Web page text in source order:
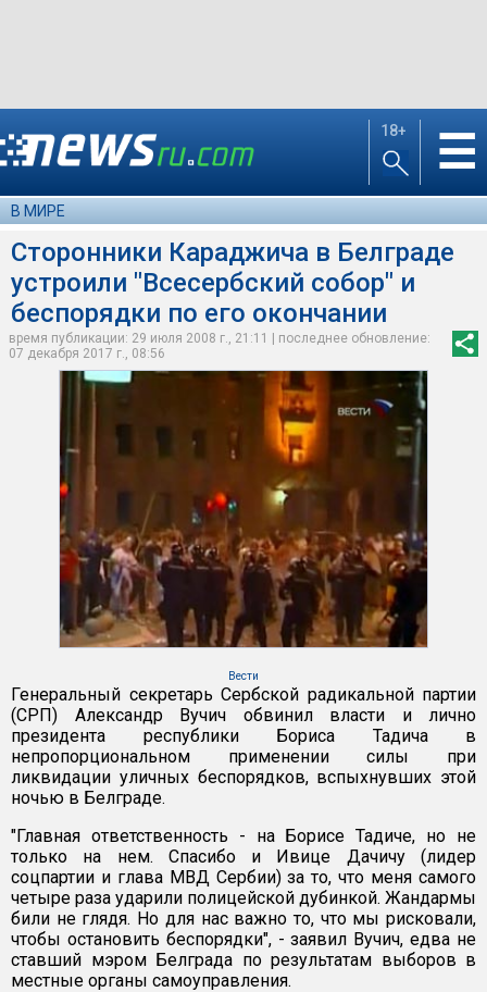
18+ ☰
В МИРЕ
Сторонники Караджича в Белграде
устроили "Всесербский собор" и
беспорядки по его окончании
время публикации: 29 июля 2008 г., 21:11 | последнее обновление:
07 декабря 2017 г., 08:56
Вести
Генеральный секретарь Сербской радикальной партии
(СРП) Александр Вучич обвинил власти и лично
президента республики Бориса Тадича в
непропорциональном применении силы при
ликвидации уличных беспорядков, вспыхнувших этой
ночью в Белграде.
"Главная ответственность - на Борисе Тадиче, но не
только на нем. Спасибо и Ивице Дачичу (лидер
соцпартии и глава МВД Сербии) за то, что меня самого
четыре раза ударили полицейской дубинкой. Жандармы
били не глядя. Но для нас важно то, что мы рисковали,
чтобы остановить беспорядки", - заявил Вучич, едва не
ставший мэром Белграда по результатам выборов в
местные органы самоуправления.